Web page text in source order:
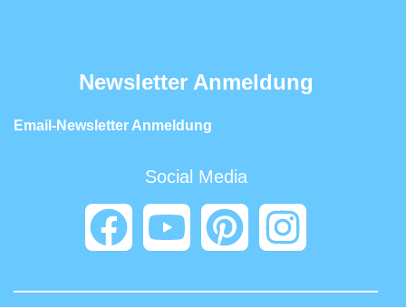
Newsletter Anmeldung
Email-Newsletter Anmeldung
Social Media